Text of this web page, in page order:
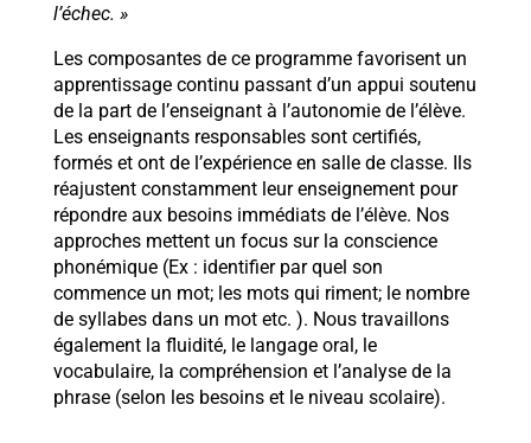
l’échec. »
Les composantes de ce programme favorisent un
apprentissage continu passant d’un appui soutenu
de la part de l’enseignant à l’autonomie de l’élève.
Les enseignants responsables sont certifiés,
formés et ont de l’expérience en salle de classe. Ils
réajustent constamment leur enseignement pour
répondre aux besoins immédiats de l’élève. Nos
approches mettent un focus sur la conscience
phonémique (Ex : identifier par quel son
commence un mot; les mots qui riment; le nombre
de syllabes dans un mot etc. ). Nous travaillons
également la fluidité, le langage oral, le
vocabulaire, la compréhension et l’analyse de la
phrase (selon les besoins et le niveau scolaire).